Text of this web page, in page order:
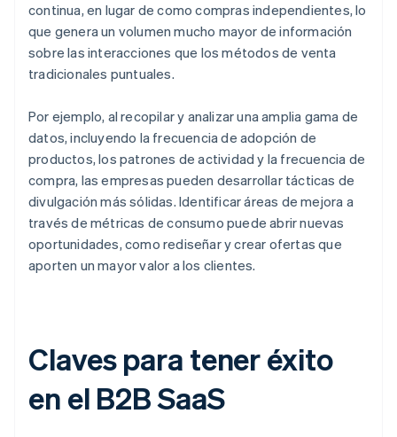
continua, en lugar de como compras independientes, lo
que genera un volumen mucho mayor de información
sobre las interacciones que los métodos de venta
tradicionales puntuales.
Por ejemplo, al recopilar y analizar una amplia gama de
datos, incluyendo la frecuencia de adopción de
productos, los patrones de actividad y la frecuencia de
compra, las empresas pueden desarrollar tácticas de
divulgación más sólidas. Identificar áreas de mejora a
través de métricas de consumo puede abrir nuevas
oportunidades, como rediseñar y crear ofertas que
aporten un mayor valor a los clientes.
Claves para tener éxito
en el B2B SaaS